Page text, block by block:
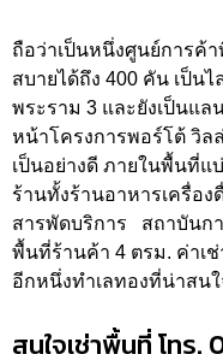
ถือว่าเป็นหนึ่งศูนย์การค้
สบายได้ถึง 400 คัน เป็น
พระราม 3 และยังเป็นแ
หน้าโครงการพอร์โต้ วิ
เป็นอย่างดี ภายในพื้นที่แ
ร้านทั้งร้านอาหารเครื่อ
สารพัดบริการ สถาบันก
พื้นที่ร้านค้า 4 ตรม. ค่าเช่
อีกหนึ่งทำเลทองที่น่าสน
สนใจเช่าพื้นที่ โทร